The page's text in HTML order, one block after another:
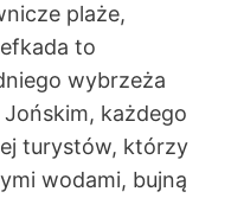
plaże,
to
wybrzeża
Jońskim, każdego
turystów, którzy
wodami, bujną